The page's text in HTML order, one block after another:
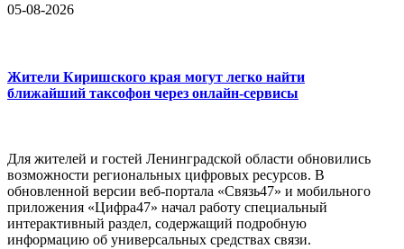
05-08-2026
Жители Киришского края могут легко найти
ближайший таксофон через онлайн-сервисы
Для жителей и гостей Ленинградской области обновились
возможности региональных цифровых ресурсов. В
обновленной версии веб-портала «Связь47» и мобильного
приложения «Цифра47» начал работу специальный
интерактивный раздел, содержащий подробную
информацию об универсальных средствах связи.